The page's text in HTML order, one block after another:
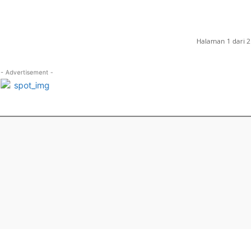
Halaman 1 dari 2
- Advertisement -